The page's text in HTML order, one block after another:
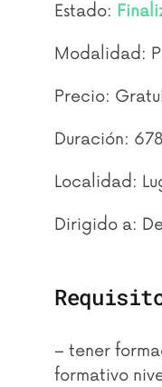
Estado:
Modalidad:
Precio:
Duración:
Localidad:
Dirigido a:
– tener
formativo